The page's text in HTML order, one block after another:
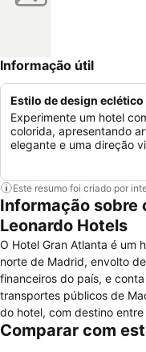
Informação útil
Estilo de design eclético
Experimente um hotel
colorida, apresentando
elegante e uma direção
Este resumo foi criado por
Informação sobre
Leonardo Hotels
O Hotel Gran Atlanta é um
norte de Madrid, envolto
financeiros do país, e
transportes públicos de
do hotel, com destino
Barajas. O hotel conta com
Comparar com